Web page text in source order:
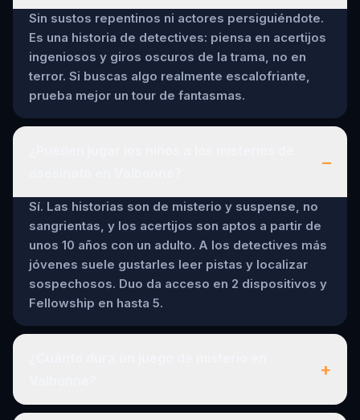
Sin sustos repentinos ni actores persiguiéndote.
Es una historia de detectives: piensa en acertijos
ingeniosos y giros oscuros de la trama, no en
terror. Si buscas algo realmente escalofriante,
prueba mejor un tour de fantasmas.
–
Sí. Las historias son de misterio y suspense, no
sangrientas, y los acertijos son aptos a partir de
unos 10 años con un adulto. A los detectives más
jóvenes suele gustarles leer pistas y localizar
sospechosos. Duo da acceso en 2 dispositivos y
Fellowship en hasta 5.
+